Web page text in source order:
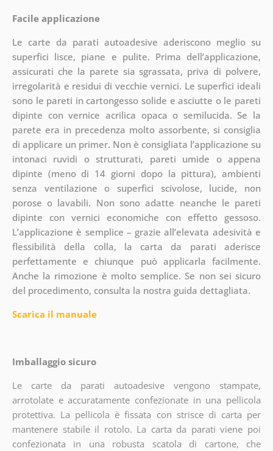
Facile applicazione
Le carte da parati autoadesive aderiscono meglio su
superfici lisce, piane e pulite. Prima dell’applicazione,
assicurati che la parete sia sgrassata, priva di polvere,
irregolarità e residui di vecchie vernici. Le superfici ideali
sono le pareti in cartongesso solide e asciutte o le pareti
dipinte con vernice acrilica opaca o semilucida. Se la
parete era in precedenza molto assorbente, si consiglia
di applicare un primer. Non è consigliata l’applicazione su
intonaci ruvidi o strutturati, pareti umide o appena
dipinte (meno di 14 giorni dopo la pittura), ambienti
senza ventilazione o superfici scivolose, lucide, non
porose o lavabili. Non sono adatte neanche le pareti
dipinte con vernici economiche con effetto gessoso.
L’applicazione è semplice – grazie all’elevata adesività e
flessibilità della colla, la carta da parati aderisce
perfettamente e chiunque può applicarla facilmente.
Anche la rimozione è molto semplice. Se non sei sicuro
del procedimento, consulta la nostra guida dettagliata.
Scarica il manuale
Imballaggio sicuro
Le carte da parati autoadesive vengono stampate,
arrotolate e accuratamente confezionate in una pellicola
protettiva. La pellicola è fissata con strisce di carta per
mantenere stabile il rotolo. La carta da parati viene poi
confezionata in una robusta scatola di cartone, che